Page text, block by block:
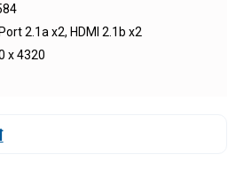
2.1a x2, HDMI 2.1b x2
x 4320